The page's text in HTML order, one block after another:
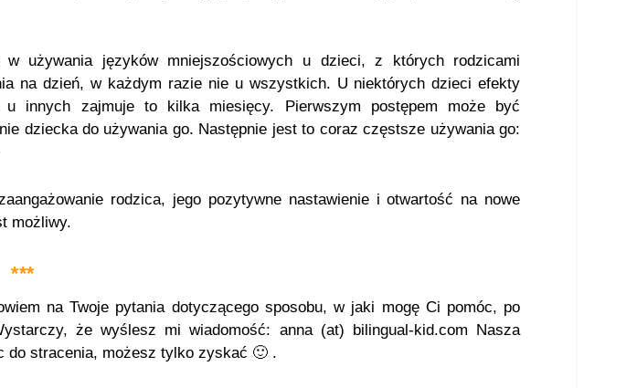
używania języków mniejszościowych u dzieci, z których rodzicami
na dzień, w każdym razie nie u wszystkich. U niektórych dzieci efekty
innych zajmuje to kilka miesięcy. Pierwszym postępem może być
dziecka do używania go. Następnie jest to coraz częstsze używania go:
rodzica, jego pozytywne nastawienie i otwartość na nowe
możliwy.
***
na Twoje pytania dotyczącego sposobu, w jaki mogę Ci pomóc, po
że wyślesz mi wiadomość: anna (at) bilingual-kid.com Nasza
do stracenia, możesz tylko zyskać 🙂 .